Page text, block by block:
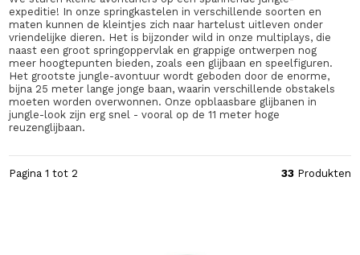
expeditie! In onze springkastelen in verschillende soorten en
maten kunnen de kleintjes zich naar hartelust uitleven onder
vriendelijke dieren. Het is bijzonder wild in onze multiplays, die
naast een groot springoppervlak en grappige ontwerpen nog
meer hoogtepunten bieden, zoals een glijbaan en speelfiguren.
Het grootste jungle-avontuur wordt geboden door de enorme,
bijna 25 meter lange jonge baan, waarin verschillende obstakels
moeten worden overwonnen. Onze opblaasbare glijbanen in
jungle-look zijn erg snel - vooral op de 11 meter hoge
reuzenglijbaan.
Pagina 1 tot 2 33Produkten